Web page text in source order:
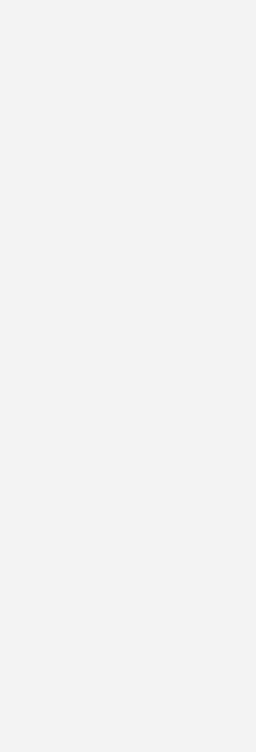
zur Wertschöpfung in der
Raums bei.“ Zudem schaffen
für Flora und Fauna,
auf der Fläche zu
zu senken, zählt der
Vorteile auf. (su)
mit dem PV
Sie regelmäßig von uns
Neuigkeiten, gebündelt und